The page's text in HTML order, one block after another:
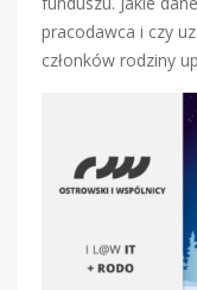
pracodawca i czy
członków rodziny